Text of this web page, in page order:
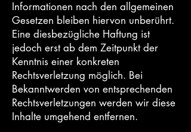
Informationen nach den allgemeinen
Gesetzen bleiben hiervon unberührt.
Eine diesbezügliche Haftung ist
jedoch erst ab dem Zeitpunkt der
Kenntnis einer konkreten
Rechtsverletzung möglich. Bei
Bekanntwerden von entsprechenden
Rechtsverletzungen werden wir diese
Inhalte umgehend entfernen.